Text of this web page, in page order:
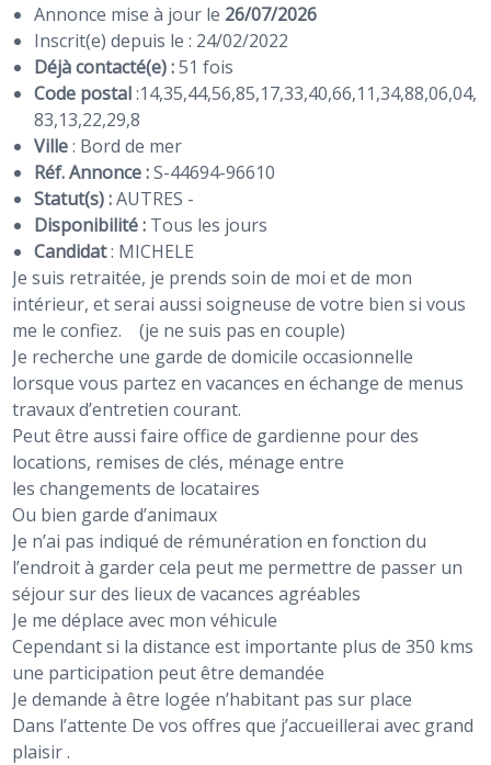
Annonce mise à jour le 26/07/2026
Inscrit(e) depuis le : 24/02/2022
Déjà contacté(e) :51 fois
Code postal:14,35,44,56,85,17,33,40,66,11,34,88,06,04,
83,13,22,29,8
Ville: Bord de mer
Réf. Annonce :S-44694-96610
Statut(s) :AUTRES -
Disponibilité : Tous les jours
Candidat: MICHELE
Je suis retraitée, je prends soin de moi et de mon
intérieur, et serai aussi soigneuse de votre bien si vous
me le confiez. (je ne suis pas en couple)
Je recherche une garde de domicile occasionnelle
lorsque vous partez en vacances en échange de menus
travaux d’entretien courant.
Peut être aussi faire office de gardienne pour des
locations, remises de clés, ménage entre
les changements de locataires
Ou bien garde d’animaux
Je n’ai pas indiqué de rémunération en fonction du
l’endroit à garder cela peut me permettre de passer un
séjour sur des lieux de vacances agréables
Je me déplace avec mon véhicule
Cependant si la distance est importante plus de 350 kms
une participation peut être demandée
Je demande à être logée n’habitant pas sur place
Dans l’attente De vos offres que j’accueillerai avec grand
plaisir .